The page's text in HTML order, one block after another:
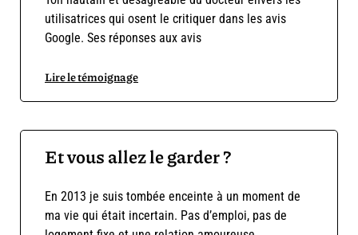
utilisatrices qui osent le critiquer dans les avis
Google. Ses réponses aux avis
Lire le témoignage
Et vous allez le garder ?
En 2013 je suis tombée enceinte à un moment de
ma vie qui était incertain. Pas d’emploi, pas de